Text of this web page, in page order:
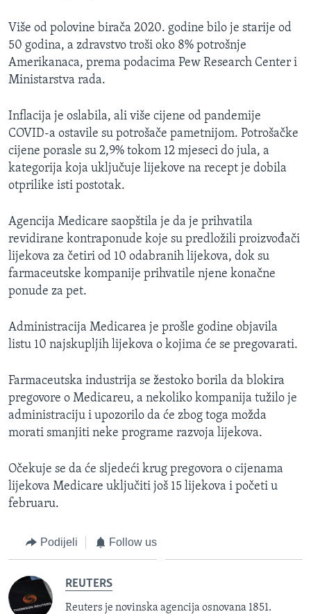
Više od polovine birača 2020. godine bilo je starije od
50 godina, a zdravstvo troši oko 8% potrošnje
Amerikanaca, prema podacima Pew Research Center i
Ministarstva rada.
Inflacija je oslabila, ali više cijene od pandemije
COVID-a ostavile su potrošače pametnijom. Potrošačke
cijene porasle su 2,9% tokom 12 mjeseci do jula, a
kategorija koja uključuje lijekove na recept je dobila
otprilike isti postotak.
Agencija Medicare saopštila je da je prihvatila
revidirane kontraponude koje su predložili proizvođači
lijekova za četiri od 10 odabranih lijekova, dok su
farmaceutske kompanije prihvatile njene konačne
ponude za pet.
Administracija Medicarea je prošle godine objavila
listu 10 najskupljih lijekova o kojima će se pregovarati.
Farmaceutska industrija se žestoko borila da blokira
pregovore o Medicareu, a nekoliko kompanija tužilo je
administraciju i upozorilo da će zbog toga možda
morati smanjiti neke programe razvoja lijekova.
Očekuje se da će sljedeći krug pregovora o cijenama
lijekova Medicare uključiti još 15 lijekova i početi u
februaru.
Podijeli Follow us
REUTERS
Reuters je novinska agencija osnovana 1851.